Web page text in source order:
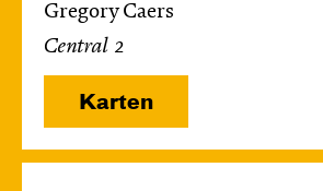
Gregory Caers
Central 2
Karten